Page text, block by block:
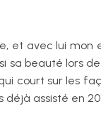
et avec lui mon
sa beauté lors
qui court sur les
assisté en